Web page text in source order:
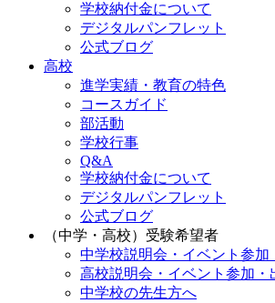
学校納付金について
デジタルパンフレット
公式ブログ
高校
進学実績・教育の特色
コースガイド
部活動
学校行事
Q&A
学校納付金について
デジタルパンフレット
公式ブログ
（中学・高校）受験希望者
中学校説明会・イベント参加
高校説明会・イベント参加・
中学校の先生方へ